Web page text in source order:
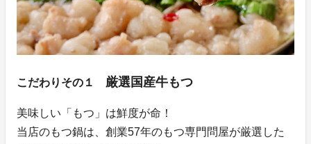
こだわりその１ 厳選国産牛もつ
美味しい「もつ」は鮮度が命！
当店のもつ鍋は、創業57年のもつ専門問屋が厳選した